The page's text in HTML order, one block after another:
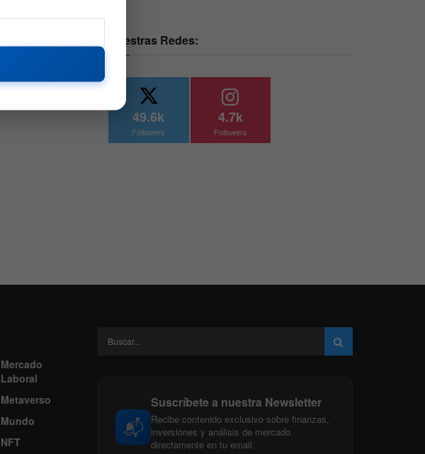
Nuestras Redes:
49.6k
Followers
4.7k
Followers
Mercado
Laboral
Metaverso
Mundo
NFT
📬
Suscríbete a nuestra Newsletter
Recibe contenido exclusivo sobre finanzas,
inversiones y análisis de mercado
directamente en tu email.